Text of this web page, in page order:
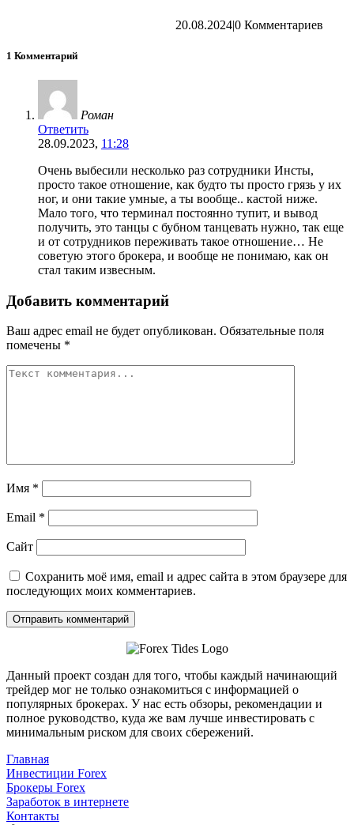
20.08.2024|0 Комментариев
1 Комментарий
Роман
Ответить
28.09.2023, 11:28
Очень выбесили несколько раз сотрудники Инсты,
просто такое отношение, как будто ты просто грязь у их
ног, и они такие умные, а ты вообще.. кастой ниже.
Мало того, что терминал постоянно тупит, и вывод
получить, это танцы с бубном танцевать нужно, так еще
и от сотрудников переживать такое отношение… Не
советую этого брокера, и вообще не понимаю, как он
стал таким извесным.
Добавить комментарий
Ваш адрес email не будет опубликован. Обязательные поля
помечены *
Имя *
Email *
Сайт
Сохранить моё имя, email и адрес сайта в этом браузере для
последующих моих комментариев.
Данный проект создан для того, чтобы каждый начинающий
трейдер мог не только ознакомиться с информацией о
популярных брокерах. У нас есть обзоры, рекомендации и
полное руководство, куда же вам лучше инвестировать с
минимальным риском для своих сбережений.
Главная
Инвестиции Forex
Брокеры Forex
Заработок в интернете
Контакты